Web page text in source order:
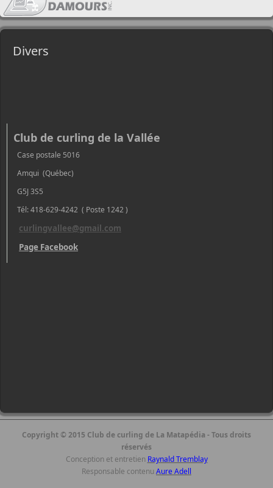
Divers
Club de curling de la Vallée
Case postale 5016
Amqui (Québec)
G5J 3S5
Tél: 418-629-4242 ( Poste 1242 )
curlingvallee@gmail.com
Page Facebook
Copyright © 2015 Club de curling de La Matapédia - Tous droits
réservés
Conception et entretien Raynald Tremblay
Responsable contenu Aure Adell